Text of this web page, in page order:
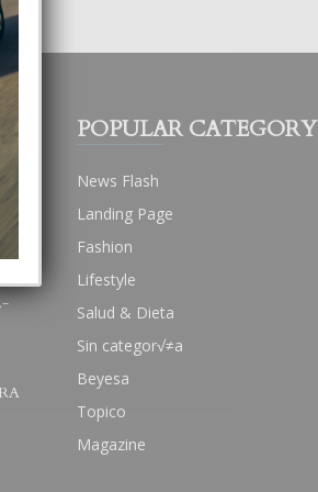
POPULAR CATEGORY
News Flash
Landing Page
Fashion
Lifestyle
Salud & Dieta
Sin categor√≠a
Beyesa
Topico
Magazine